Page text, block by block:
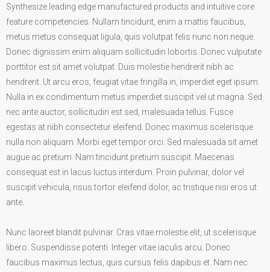
Synthesize leading edge manufactured products and intuitive core
feature competencies. Nullam tincidunt, enim a mattis faucibus,
metus metus consequat ligula, quis volutpat felis nunc non neque.
Donec dignissim enim aliquam sollicitudin lobortis. Donec vulputate
porttitor est sit amet volutpat. Duis molestie hendrerit nibh ac
hendrerit. Ut arcu eros, feugiat vitae fringilla in, imperdiet eget ipsum.
Nulla in ex condimentum metus imperdiet suscipit vel ut magna. Sed
nec ante auctor, sollicitudin est sed, malesuada tellus. Fusce
egestas at nibh consectetur eleifend. Donec maximus scelerisque
nulla non aliquam. Morbi eget tempor orci. Sed malesuada sit amet
augue ac pretium. Nam tincidunt pretium suscipit. Maecenas
consequat est in lacus luctus interdum. Proin pulvinar, dolor vel
suscipit vehicula, risus tortor eleifend dolor, ac tristique nisi eros ut
ante.
Nunc laoreet blandit pulvinar. Cras vitae molestie elit, ut scelerisque
libero. Suspendisse potenti. Integer vitae iaculis arcu. Donec
faucibus maximus lectus, quis cursus felis dapibus et. Nam nec